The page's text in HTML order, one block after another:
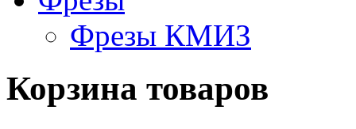
Фрезы КМИЗ
Корзина товаров